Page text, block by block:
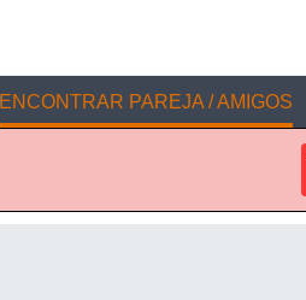
ENCONTRAR PAREJA / AMIGOS